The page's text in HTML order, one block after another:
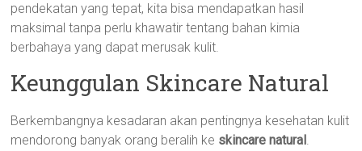
pendekatan yang tepat, kita bisa mendapatkan hasil
maksimal tanpa perlu khawatir tentang bahan kimia
berbahaya yang dapat merusak kulit.
Keunggulan Skincare Natural
Berkembangnya kesadaran akan pentingnya kesehatan kulit
mendorong banyak orang beralih ke skincare natural.